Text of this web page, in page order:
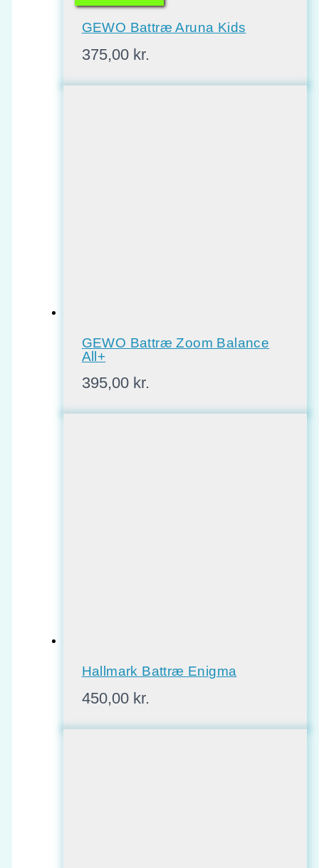
GEWO Battræ Aruna Kids
375,00 kr.
GEWO Battræ Zoom Balance
All+
395,00 kr.
Hallmark Battræ Enigma
450,00 kr.